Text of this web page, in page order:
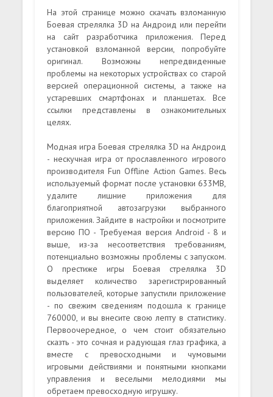
На этой странице можно скачать взломанную
Боевая стрелялка 3D на Андроид или перейти
на сайт разработчика приложения. Перед
установкой взломанной версии, попробуйте
оригинал. Возможны непредвиденные
проблемы на некоторых устройствах со старой
версией операционной системы, а также на
устаревших смартфонах и планшетах. Все
ссылки представлены в ознакомительных
целях.
Модная игра Боевая стрелялка 3D на Андроид
- нескучная игра от прославленного игрового
производителя Fun Offline Action Games. Весь
используемый формат после установки 633MB,
удалите лишние приложения для
благоприятной автозагрузки выбранного
приложения. Зайдите в настройки и посмотрите
версию ПО - Требуемая версия Android - 8 и
выше, из-за несоответствия требованиям,
потенциально возможны проблемы с запуском.
О престиже игры Боевая стрелялка 3D
выделяет количество зарегистрированный
пользователей, которые запустили приложение
- по свежим сведениям подошла к границе
760000, и вы внесите свою лепту в статистику.
Первоочередное, о чем стоит обязательно
сказть - это сочная и радующая глаз графика, а
вместе с превосходными и чумовыми
игровыми действиями и понятными кнопками
управления и веселыми мелодиями мы
обретаем превосходную игрушку.